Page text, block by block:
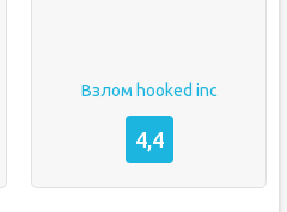
Взлом hooked inc
4,4